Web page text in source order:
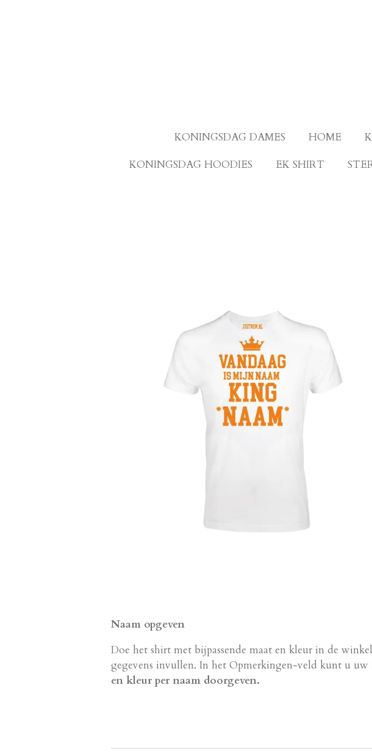
KONINGSDAG DAMES HOME
KONINGSDAG HOODIES
EK SHIRT
Naam opgeven
Doe het shirt met bijpassende maat en kleur in de
gegevens invullen. In het Opmerkingen-veld kunt u uw
en kleur per naam doorgeven.